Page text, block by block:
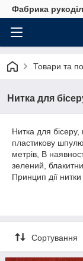
Фабрика
Товари та
Нитка для
Нитка для
пластикову
метрів, В
зелений,
Принцип дії
також можна
також додавати в
прикраси і т. д.
Сортування